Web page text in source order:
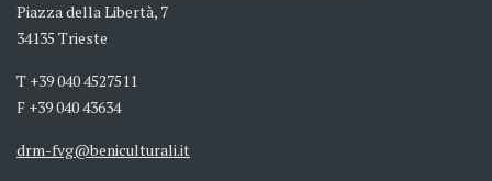
Piazza della Libertà, 7
34135 Trieste
T +39 040 4527511
F +39 040 43634
drm-fvg@beniculturali.it